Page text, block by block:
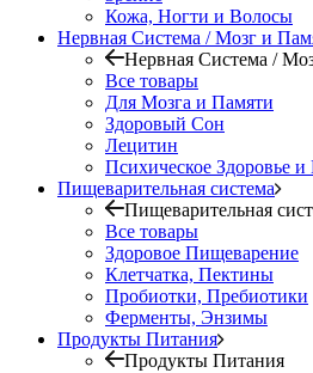
Кожа, Ногти и Волосы
Нервная Система / Мозг и
Нервная Система /
Все товары
Для Мозга и Памяти
Здоровый Сон
Лецитин
Психическое Здоровье и
Пищеварительная система
Пищеварительная
Все товары
Здоровое Пищеварение
Клетчатка, Пектины
Пробиотки, Пребиотики
Ферменты, Энзимы
Продукты Питания
Продукты Питания